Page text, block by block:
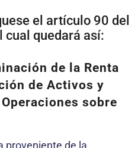
el artículo 90 del
cual quedará así:
de la Renta
de Activos y
sobre
proveniente de la